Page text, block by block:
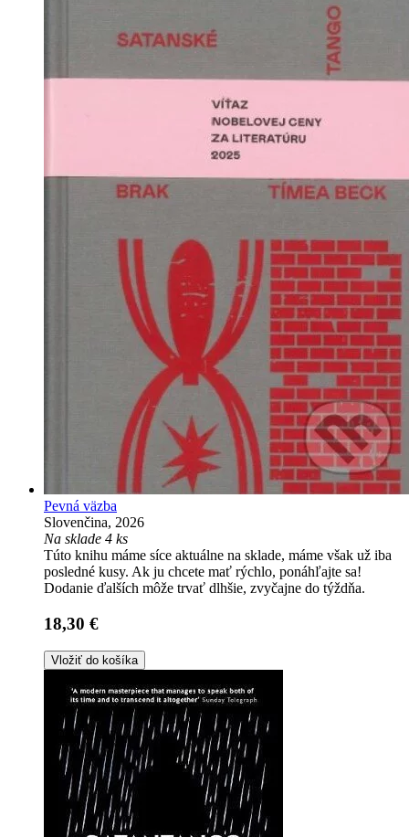
Pevná väzba
Slovenčina, 2026
Na sklade 4 ks
Túto knihu máme síce aktuálne na sklade, máme však už iba
posledné kusy. Ak ju chcete mať rýchlo, ponáhľajte sa!
Dodanie ďalších môže trvať dlhšie, zvyčajne do týždňa.
18,30 €
Vložiť do košíka